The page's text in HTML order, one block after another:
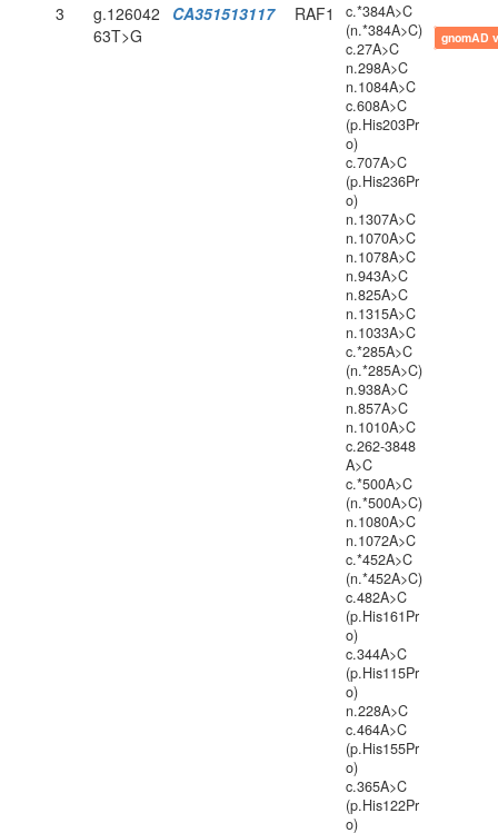
3
g.126042
63T>G
CA351513117 RAF1
c.*384A>C
(n.*384A>C)
c.27A>C
n.298A>C
n.1084A>C
c.608A>C
(p.His203Pr
o)
c.707A>C
(p.His236Pr
o)
n.1307A>C
n.1070A>C
n.1078A>C
n.943A>C
n.825A>C
n.1315A>C
n.1033A>C
c.*285A>C
(n.*285A>C)
n.938A>C
n.857A>C
n.1010A>C
c.262-3848
A>C
c.*500A>C
(n.*500A>C)
n.1080A>C
n.1072A>C
c.*452A>C
(n.*452A>C)
c.482A>C
(p.His161Pr
o)
c.344A>C
(p.His115Pr
o)
n.228A>C
c.464A>C
(p.His155Pr
o)
c.365A>C
(p.His122Pr
o)
gnomAD